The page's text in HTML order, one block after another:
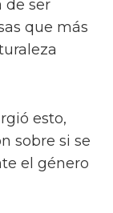
Dirty
Jones).